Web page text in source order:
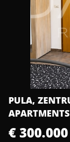
PULA,
APARTMENTS
€ 300.000